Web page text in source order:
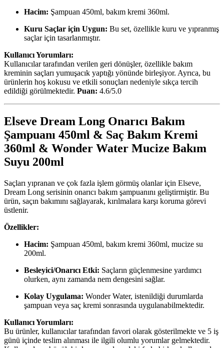
Hacim: Şampuan 450ml, bakım kremi 360ml.
Kuru Saçlar için Uygun: Bu set, özellikle kuru ve yıpranmış
saçlar için tasarlanmıştır.
Kullanıcı Yorumları:
Kullanıcılar tarafından verilen geri dönüşler, özellikle bakım
kreminin saçları yumuşacık yaptığı yönünde birleşiyor. Ayrıca, bu
ürünlerin hoş kokusu ve etkili sonuçları nedeniyle sıkça tercih
edildiği görülmektedir. Puan: 4.6/5.0
Elseve Dream Long Onarıcı Bakım
Şampuanı 450ml & Saç Bakım Kremi
360ml & Wonder Water Mucize Bakım
Suyu 200ml
Saçları yıpranan ve çok fazla işlem görmüş olanlar için Elseve,
Dream Long serisinin onarıcı bakım şampuanını geliştirmiştir. Bu
ürün, saçın bakımını sağlayarak, kırılmalara karşı koruma görevi
üstlenir.
Özellikler:
Hacim: Şampuan 450ml, bakım kremi 360ml, mucize su
200ml.
Besleyici/Onarıcı Etki: Saçların güçlenmesine yardımcı
olurken, aynı zamanda nem dengesini sağlar.
Kolay Uygulama: Wonder Water, istenildiği durumlarda
şampuan veya saç kremi sonrasında uygulanabilmektedir.
Kullanıcı Yorumları:
Bu ürünler, kullanıcılar tarafından favori olarak gösterilmekte ve 5 iş
günü içinde teslim alınması ile ilgili olumlu yorumlar gelmektedir.